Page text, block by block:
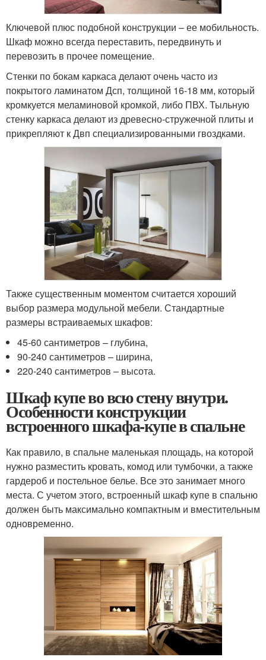
Ключевой плюс подобной конструкции – ее мобильность.
Шкаф можно всегда переставить, передвинуть и
перевозить в прочее помещение.
Стенки по бокам каркаса делают очень часто из
покрытого ламинатом Дсп, толщиной 16-18 мм, который
кромкуется меламиновой кромкой, либо ПВХ. Тыльную
стенку каркаса делают из древесно-стружечной плиты и
прикрепляют к Двп специализированными гвоздками.
Также существенным моментом считается хороший
выбор размера модульной мебели. Стандартные
размеры встраиваемых шкафов:
45-60 сантиметров – глубина,
90-240 сантиметров – ширина,
220-240 сантиметров – высота.
Шкаф купе во всю стену внутри.
Особенности конструкции
встроенного шкафа-купе в спальне
Как правило, в спальне маленькая площадь, на которой
нужно разместить кровать, комод или тумбочки, а также
гардероб и постельное белье. Все это занимает много
места. С учетом этого, встроенный шкаф купе в спальню
должен быть максимально компактным и вместительным
одновременно.